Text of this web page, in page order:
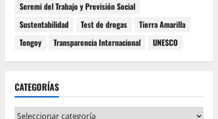
Seremi del Trabajo y Previsión Social
Sustentabilidad
Test de drogas
Tierra Amarilla
Tongoy
Transparencia Internacional UNESCO
CATEGORÍAS
Categorías